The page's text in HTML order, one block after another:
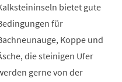
bietet gute
für
Koppe und
die steinigen Ufer
gerne von der